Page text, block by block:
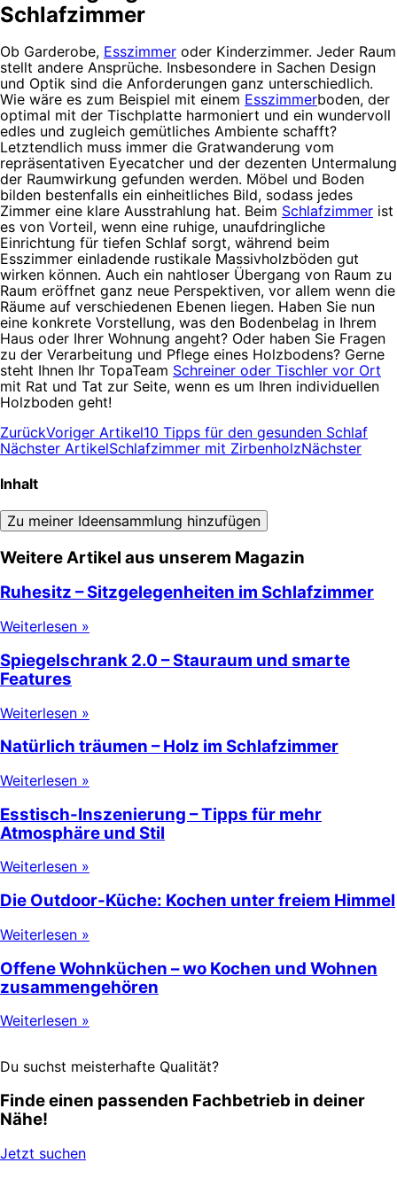
Schlafzimmer
Ob Garderobe, Esszimmer oder Kinderzimmer. Jeder Raum
stellt andere Ansprüche. Insbesondere in Sachen Design
und Optik sind die Anforderungen ganz unterschiedlich.
Wie wäre es zum Beispiel mit einem Esszimmerboden, der
optimal mit der Tischplatte harmoniert und ein wundervoll
edles und zugleich gemütliches Ambiente schafft?
Letztendlich muss immer die Gratwanderung vom
repräsentativen Eyecatcher und der dezenten Untermalung
der Raumwirkung gefunden werden. Möbel und Boden
bilden bestenfalls ein einheitliches Bild, sodass jedes
Zimmer eine klare Ausstrahlung hat. Beim Schlafzimmer ist
es von Vorteil, wenn eine ruhige, unaufdringliche
Einrichtung für tiefen Schlaf sorgt, während beim
Esszimmer einladende rustikale Massivholzböden gut
wirken können. Auch ein nahtloser Übergang von Raum zu
Raum eröffnet ganz neue Perspektiven, vor allem wenn die
Räume auf verschiedenen Ebenen liegen. Haben Sie nun
eine konkrete Vorstellung, was den Bodenbelag in Ihrem
Haus oder Ihrer Wohnung angeht? Oder haben Sie Fragen
zu der Verarbeitung und Pflege eines Holzbodens? Gerne
steht Ihnen Ihr TopaTeam Schreiner oder Tischler vor Ort
mit Rat und Tat zur Seite, wenn es um Ihren individuellen
Holzboden geht!
ZurückVoriger Artikel10 Tipps für den gesunden Schlaf
Nächster ArtikelSchlafzimmer mit ZirbenholzNächster
Inhalt
Zu meiner Ideensammlung hinzufügen
Weitere Artikel aus unserem Magazin
Ruhesitz – Sitzgelegenheiten im Schlafzimmer
Weiterlesen »
Spiegelschrank 2.0 – Stauraum und smarte
Features
Weiterlesen »
Natürlich träumen – Holz im Schlafzimmer
Weiterlesen »
Esstisch-Inszenierung – Tipps für mehr
Atmosphäre und Stil
Weiterlesen »
Die Outdoor-Küche: Kochen unter freiem Himmel
Weiterlesen »
Offene Wohnküchen – wo Kochen und Wohnen
zusammengehören
Weiterlesen »
Du suchst meisterhafte Qualität?
Finde einen passenden Fachbetrieb in deiner
Nähe!
Jetzt suchen